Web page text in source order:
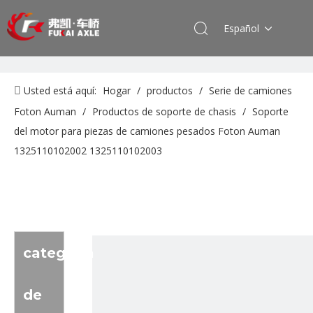
Español
Usted está aquí: Hogar / productos / Serie de camiones
Foton Auman / Productos de soporte de chasis / Soporte
del motor para piezas de camiones pesados ​​Foton Auman
1325110102002 1325110102003
categoria
de